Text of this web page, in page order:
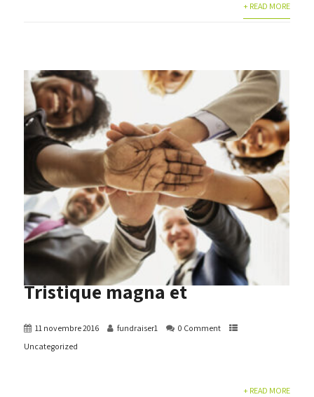
+ READ MORE
Tristique magna et
11 novembre 2016 fundraiser1
0 Comment
Uncategorized
+ READ MORE